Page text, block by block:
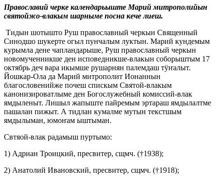
Православий черке календарьыште Марий митрополийын
святойжо-влакым шарныме посна кече лиеш.
Тидын шотышто Руш православный черкын Священный
Синодшо шукерте огыл пунчалым луктын. Марий кундемым
курымла дене чапландарыше, Руш православный черкын
новомученникше ден исповедникше-влакын соборыштым 17
октябрь деч вара икымше рушарнян палемдаш тӱҥалыт.
Йошкар-Ола да Марий митрополит Ионаннын
благословенийже почеш спискым Святой-влакым
канонизироватлыме ден Богослужебный комиссий-влак
ямдыленыт. Лишыл жапыште пайремым эртараш ямдылалтме
пашалан пижыт. А тидлан кумалме мутын текстшым
ямдылыман, юмоҥам ыштыман.
Свтяой-влак радамыш пуртымо:
1) Адриан Троицкий, пресвитер, сщмч. (†1938);
2) Анатолий Ивановский, пресвитер, сщмч. (†1918);